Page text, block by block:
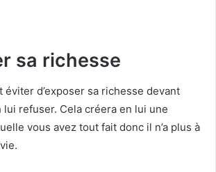
sa richesse
éviter d’exposer sa richesse devant
lui refuser. Cela créera en lui une
vous avez tout fait donc il n’a plus à